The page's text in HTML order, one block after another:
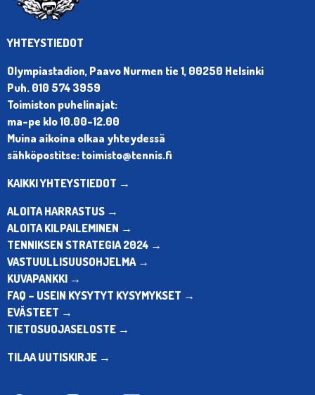
YHTEYSTIEDOT
Olympiastadion, Paavo Nurmen tie 1, 00250 Helsinki
Puh. 010 574 3959
Toimiston puhelinajat:
ma-pe klo 10.00-12.00
Muina aikoina olkaa yhteydessä
sähköpostitse: toimisto@tennis.fi
KAIKKI YHTEYSTIEDOT →
ALOITA HARRASTUS →
ALOITA KILPAILEMINEN →
TENNIKSEN STRATEGIA 2024 →
VASTUULLISUUSOHJELMA →
KUVAPANKKI →
FAQ – USEIN KYSYTYT KYSYMYKSET →
EVÄSTEET →
TIETOSUOJASELOSTE →
TILAA UUTISKIRJE →